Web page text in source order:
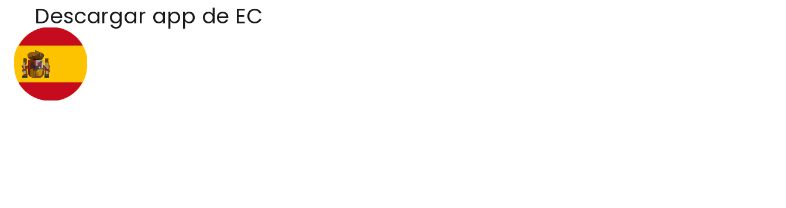
Descargar app de EC